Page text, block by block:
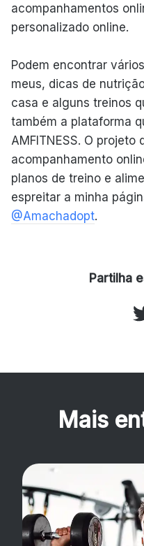
acompanhamentos
personalizado online.
Podem encontrar
meus, dicas de
casa e alguns treinos
também a plataforma
AMFITNESS. O
acompanhamento
planos de treino e
espreitar a minha
@Amachadopt.
Partilha
Mais